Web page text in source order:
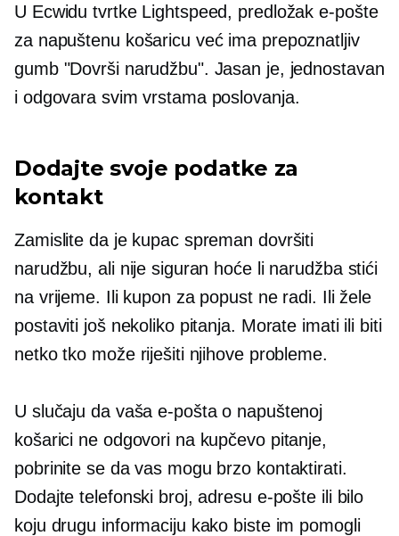
U Ecwidu tvrtke Lightspeed, predložak e-pošte
za napuštenu košaricu već ima prepoznatljiv
gumb "Dovrši narudžbu". Jasan je, jednostavan
i odgovara svim vrstama poslovanja.
Dodajte svoje podatke za
kontakt
Zamislite da je kupac spreman dovršiti
narudžbu, ali nije siguran hoće li narudžba stići
na vrijeme. Ili kupon za popust ne radi. Ili žele
postaviti još nekoliko pitanja. Morate imati ili biti
netko tko može riješiti njihove probleme.
U slučaju da vaša e-pošta o napuštenoj
košarici ne odgovori na kupčevo pitanje,
pobrinite se da vas mogu brzo kontaktirati.
Dodajte telefonski broj, adresu e-pošte ili bilo
koju drugu informaciju kako biste im pomogli